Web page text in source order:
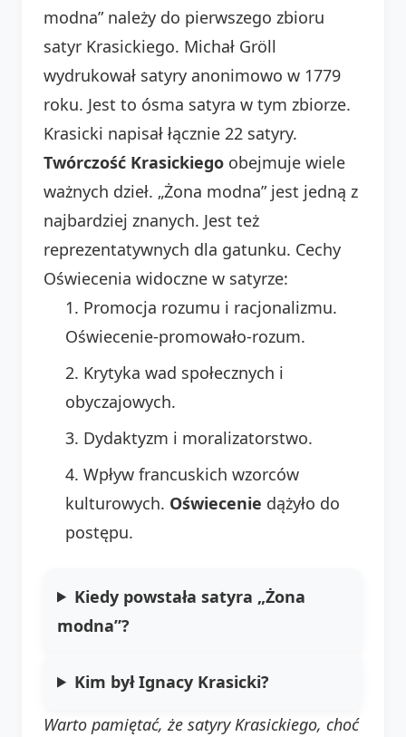
modna” należy do pierwszego zbioru
satyr Krasickiego. Michał Gröll
wydrukował satyry anonimowo w 1779
roku. Jest to ósma satyra w tym zbiorze.
Krasicki napisał łącznie 22 satyry.
Twórczość Krasickiego obejmuje wiele
ważnych dzieł. „Żona modna” jest jedną z
najbardziej znanych. Jest też
reprezentatywnych dla gatunku. Cechy
Oświecenia widoczne w satyrze:
Promocja rozumu i racjonalizmu.
Oświecenie-promowało-rozum.
Krytyka wad społecznych i
obyczajowych.
Dydaktyzm i moralizatorstwo.
Wpływ francuskich wzorców
kulturowych. Oświecenie dążyło do
postępu.
Kiedy powstała satyra „Żona
modna”?
Kim był Ignacy Krasicki?
Warto pamiętać, że satyry Krasickiego, choć